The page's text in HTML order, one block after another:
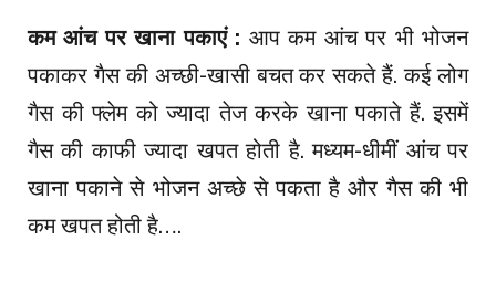
कम आंच पर खाना पकाएं : आप कम आंच पर भी भोजन
पकाकर गैस की अच्छी-खासी बचत कर सकते हैं. कई लोग
गैस की फ्लेम को ज्यादा तेज करके खाना पकाते हैं. इसमें
गैस की काफी ज्यादा खपत होती है. मध्यम-धीमीं आंच पर
खाना पकाने से भोजन अच्छे से पकता है और गैस की भी
कम खपत होती है….